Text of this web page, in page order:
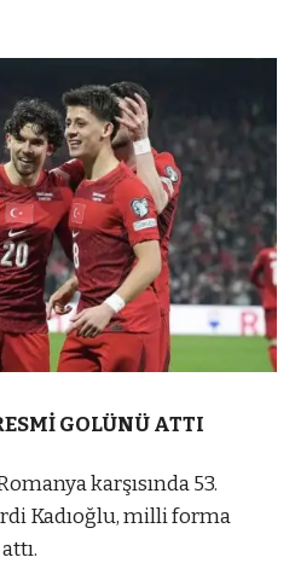
GOLÜNÜ ATTI
karşısında 53.
Kadıoğlu, milli forma